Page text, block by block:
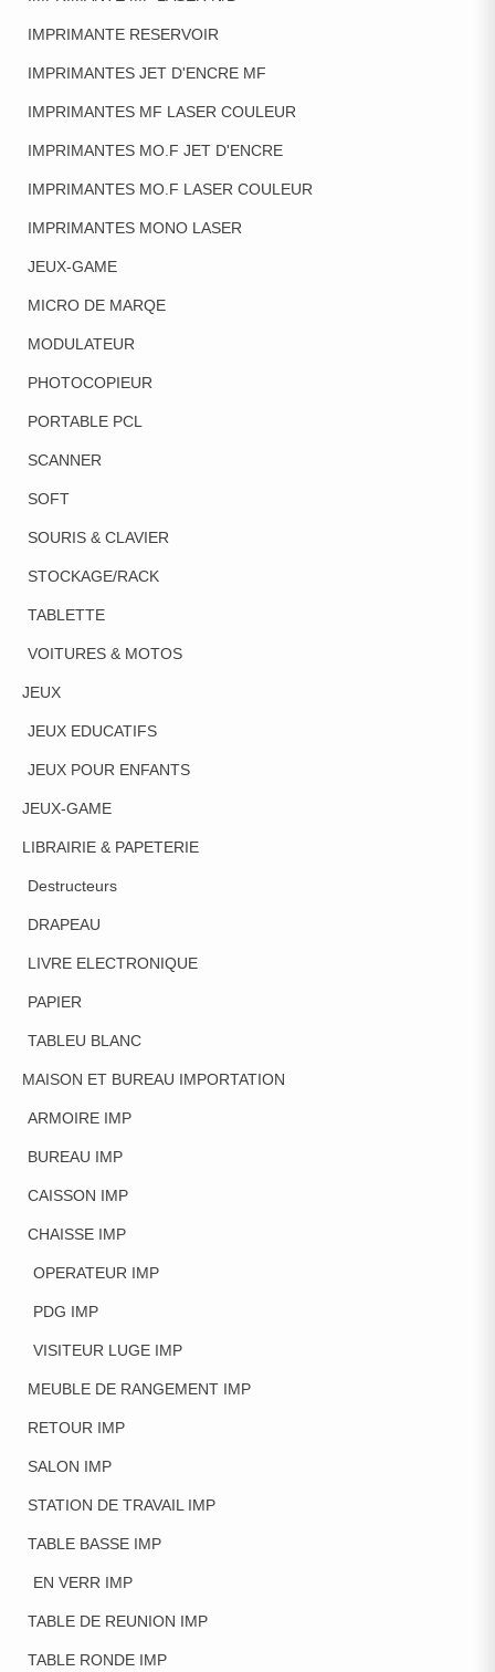
IMPRIMANTE RESERVOIR
IMPRIMANTES JET D'ENCRE MF
IMPRIMANTES MF LASER COULEUR
IMPRIMANTES MO.F JET D'ENCRE
IMPRIMANTES MO.F LASER COULEUR
IMPRIMANTES MONO LASER
JEUX-GAME
MICRO DE MARQE
MODULATEUR
PHOTOCOPIEUR
PORTABLE PCL
SCANNER
SOFT
SOURIS & CLAVIER
STOCKAGE/RACK
TABLETTE
VOITURES & MOTOS
JEUX
JEUX EDUCATIFS
JEUX POUR ENFANTS
JEUX-GAME
LIBRAIRIE & PAPETERIE
Destructeurs
DRAPEAU
LIVRE ELECTRONIQUE
PAPIER
TABLEU BLANC
MAISON ET BUREAU IMPORTATION
ARMOIRE IMP
BUREAU IMP
CAISSON IMP
CHAISSE IMP
OPERATEUR IMP
PDG IMP
VISITEUR LUGE IMP
MEUBLE DE RANGEMENT IMP
RETOUR IMP
SALON IMP
STATION DE TRAVAIL IMP
TABLE BASSE IMP
EN VERR IMP
TABLE DE REUNION IMP
TABLE RONDE IMP